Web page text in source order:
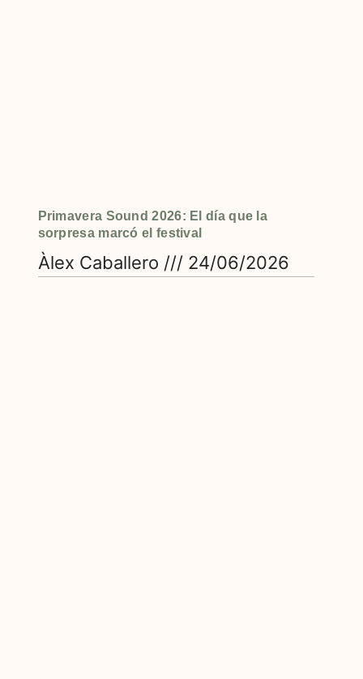
Primavera Sound 2026: El día que la
sorpresa marcó el festival
Àlex Caballero 24/06/2026